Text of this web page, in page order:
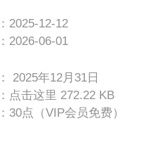
2025-12-12
2026-06-01
2025年12月31日
点击这里 272.22 KB
30点（VIP会员免费）